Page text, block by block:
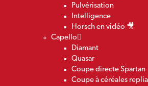
Pulvérisation
Intelligence
Horsch en vidéo 🎥
Capello
Diamant
Quasar
Coupe directe Spartan
Coupe à céréales